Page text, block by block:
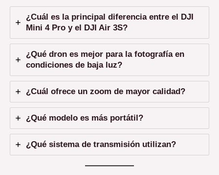
¿Cuál es la principal diferencia entre el DJI
Mini 4 Pro y el DJI Air 3S?
¿Qué dron es mejor para la fotografía en
condiciones de baja luz?
¿Cuál ofrece un zoom de mayor calidad?
¿Qué modelo es más portátil?
¿Qué sistema de transmisión utilizan?